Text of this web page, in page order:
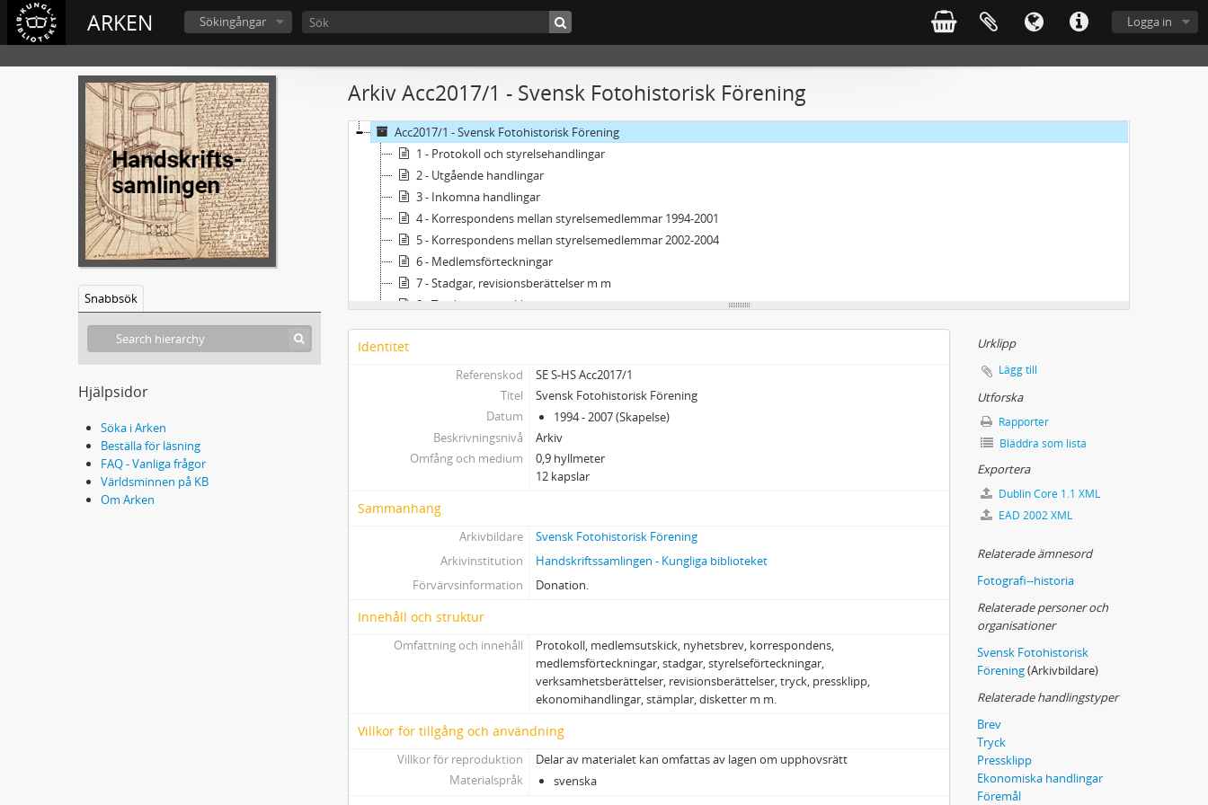
ARKEN Logga in
Sökingångar
Snabbsök
Hjälpsidor
Söka i Arken
Beställa för läsning
FAQ - Vanliga frågor
Världsminnen på KB
Om Arken
Arkiv Acc2017/1 - Svensk Fotohistorisk Förening
Acc2017/1 - Svensk Fotohistorisk Förening
1 - Protokoll och styrelsehandlingar
2 - Utgående handlingar
3 - Inkomna handlingar
4 - Korrespondens mellan styrelsemedlemmar 1994-2001
5 - Korrespondens mellan styrelsemedlemmar 2002-2004
6 - Medlemsförteckningar
7 - Stadgar, revisionsberättelser m m
8 - Tryck och pressklipp
9 - Ekonomihandlingar
11 - Verifikationer 2001-2006
Identitet
Referenskod
SE S-HS Acc2017/1
Titel
Svensk Fotohistorisk Förening
Datum
1994 - 2007 (Skapelse)
Beskrivningsnivå
Arkiv
Omfång och medium
0,9 hyllmeter
12 kapslar
Sammanhang
Arkivbildare
Svensk Fotohistorisk Förening
Arkivinstitution
Handskriftssamlingen - Kungliga biblioteket
Förvärvsinformation
Donation.
Innehåll och struktur
Omfattning och innehåll
Protokoll, medlemsutskick, nyhetsbrev, korrespondens,
medlemsförteckningar, stadgar, styrelseförteckningar,
verksamhetsberättelser, revisionsberättelser, tryck, pressklipp,
ekonomihandlingar, stämplar, disketter m m.
Villkor för tillgång och användning
Villkor för reproduktion
Delar av materialet kan omfattas av lagen om upphovsrätt
Materialspråk
svenska
Urklipp
Lägg till
Utforska
Rapporter
Bläddra som lista
Exportera
Dublin Core 1.1 XML
EAD 2002 XML
Relaterade ämnesord
Fotografi--historia
Relaterade personer och
organisationer
Svensk Fotohistorisk
Förening(Arkivbildare)
Relaterade handlingstyper
Brev
Tryck
Pressklipp
Ekonomiska handlingar
Föremål